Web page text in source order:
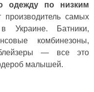
одежду по низким
производитель самых
Украине. Батники,
комбинезоны,
— все это
малышей.